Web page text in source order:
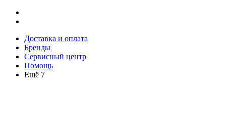
Доставка и оплата
Бренды
Сервисный центр
Помощь
Ещё 7